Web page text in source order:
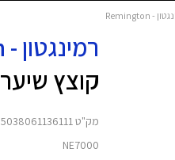
רמינגטון - Remington
קוצץ שיער 3 ראשים מתחלפים NE7000
מק"ט 5038061136111
NE7000